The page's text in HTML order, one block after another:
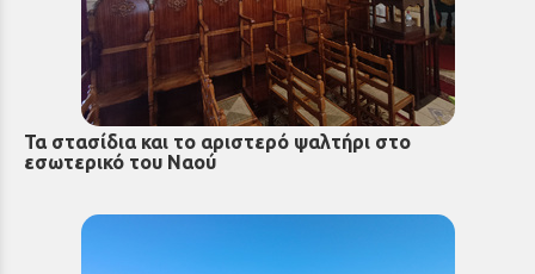
Τα στασίδια και το αριστερό ψαλτήρι στο
εσωτερικό του Ναού